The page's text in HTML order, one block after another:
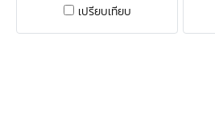
เปรียบเทียบ